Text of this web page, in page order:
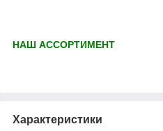
НАШ АССОРТИМЕНТ
Характеристики